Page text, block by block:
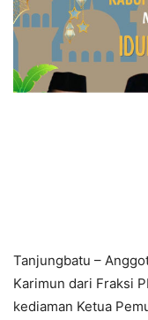
Tanjungbatu –
Karimun dari Fraksi
kediaman Ketua